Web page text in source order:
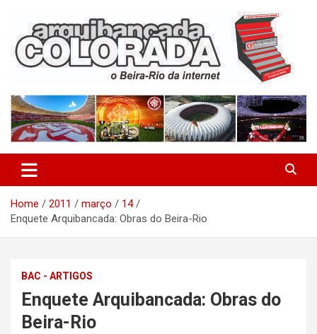
content
Arquibancada Colorada
Home 2011 março
14
Enquete Arquibancada: Obras do Beira-Rio
BAC - ARTIGOS
Enquete Arquibancada: Obras do
Beira-Rio